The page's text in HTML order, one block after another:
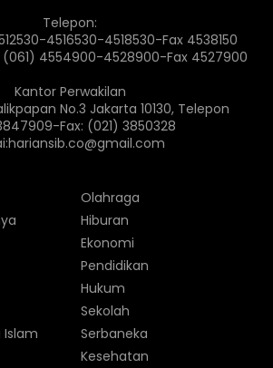
Telepon:
4516530-4518530-Fax 4538150
4554900-4528900-Fax 4527900
Kantor Perwakilan
No.3 Jakarta 10130, Telepon
Fax: (021) 3850328
Olahraga
Hiburan
Ekonomi
Pendidikan
Hukum
Sekolah
Serbaneka
Kesehatan